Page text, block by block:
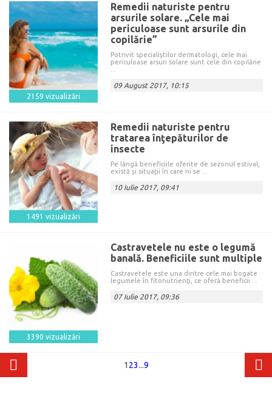
2159 vizualizări
Remedii naturiste pentru
arsurile solare. „Cele mai
periculoase sunt arsurile din
copilărie”
Potrivit specialiştilor dermatologi, cele mai
periculoase arsuri solare sunt cele din copilărie
09 August 2017, 10:15
1491 vizualizări
Remedii naturiste pentru
tratarea înţepăturilor de
insecte
Pe lângă beneficiile oferite de sezonul estival,
există şi situaţii în care ni se ...
10 Iulie 2017, 09:41
3390 vizualizări
Castravetele nu este o legumă
banală. Beneficiile sunt multiple
Castravetele este una dintre cele mai bogate
legumele în fitonutrienţi, ce oferă beneficii ...
07 Iulie 2017, 09:36
1 23...9